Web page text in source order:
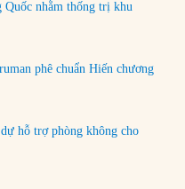
Quốc nhằm thống trị khu
phê chuẩn Hiến chương
hỗ trợ phòng không cho